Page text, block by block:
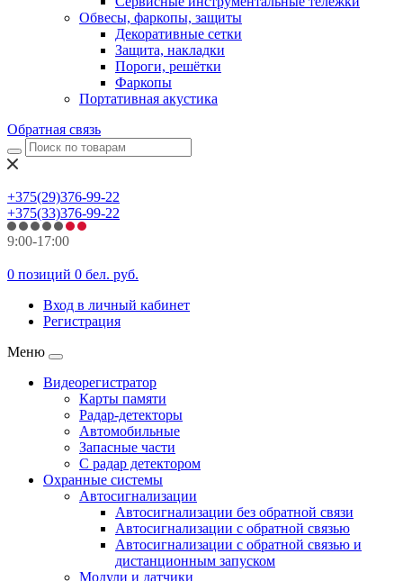
Обвесы, фаркопы, защиты
Декоративные сетки
Защита, накладки
Пороги, решётки
Фаркопы
Портативная акустика
Обратная связь
+375(29)376-99-22
+375(33)376-99-22
9:00-17:00
0 позиций 0 бел. руб.
Вход в личный кабинет
Регистрация
Меню
Видеорегистратор
Карты памяти
Радар-детекторы
Автомобильные
Запасные части
С радар детектором
Охранные системы
Автосигнализации
Автосигнализации без обратной связи
Автосигнализации с обратной связью
Автосигнализации с обратной связью и
дистанционным запуском
Модули и датчики